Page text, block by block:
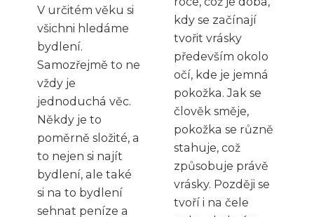
V určitém věku si
všichni hledáme
bydlení.
Samozřejmě to ne
vždy je
jednoduchá věc.
Někdy je to
poměrně složité, a
to nejen si najít
bydlení, ale také
si na to bydlení
sehnat peníze a
kdy se začínají
tvořit vrásky
především okolo
očí, kde je jemná
pokožka. Jak se
člověk směje,
pokožka se různě
stahuje, což
způsobuje právě
vrásky. Později se
tvoří i na čele